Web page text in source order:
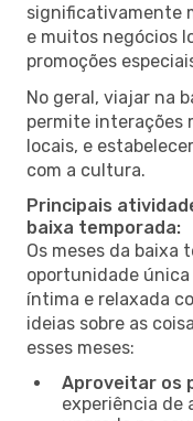
significativamente
e muitos negócios
promoções
No geral, viajar na
permite interações
locais, e
com a cultura.
Principais
baixa temporada:
Os meses da baixa
oportunidade
íntima e relaxada
ideias sobre as
esses meses:
Aproveitar os
experiência de